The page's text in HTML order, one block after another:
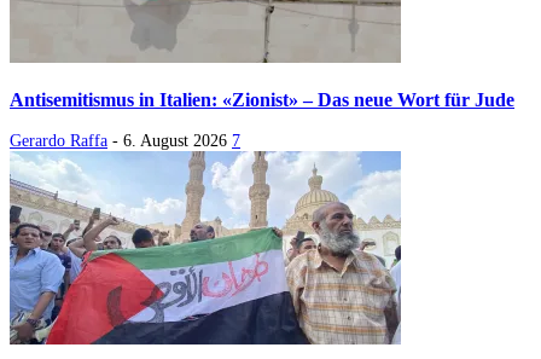
Antisemitismus in Italien: «Zionist» – Das neue Wort für Jude
Gerardo Raffa - 6. August 2026 7